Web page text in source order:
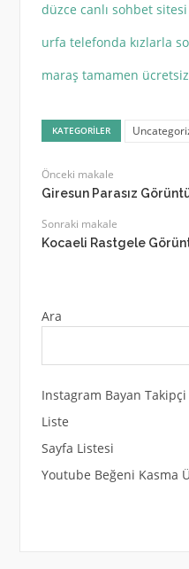
düzce canlı sohbet sitesi
urfa telefonda kızlarla
maraş tamamen
KATEGORILER
Önceki makale
Giresun Parasız
Sonraki makale
Kocaeli Rastgele
Ara
Instagram Bayan
Liste
Sayfa Listesi
Youtube Beğeni Kasma